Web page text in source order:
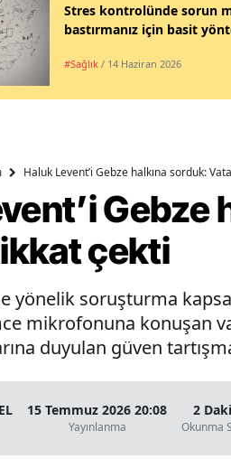
Stres kontrolünde sorun
bastırmanız için basit
#Sağlık / 14 Haziran 2026
Haluk Levent’i Gebze halkına sorduk:
Gebze
çekti
yönelik soruşturma
mikrofonuna konuşan
duyulan güven
15 Temmuz 2026 20:08
Yayınlanma
2
Okunma